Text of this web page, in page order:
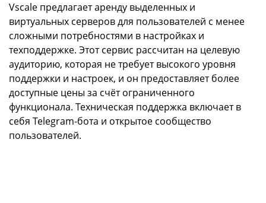
Vscale предлагает аренду выделенных и
виртуальных серверов для пользователей с менее
сложными потребностями в настройках и
техподдержке. Этот сервис рассчитан на целевую
аудиторию, которая не требует высокого уровня
поддержки и настроек, и он предоставляет более
доступные цены за счёт ограниченного
функционала. Техническая поддержка включает в
себя Telegram-бота и открытое сообщество
пользователей.